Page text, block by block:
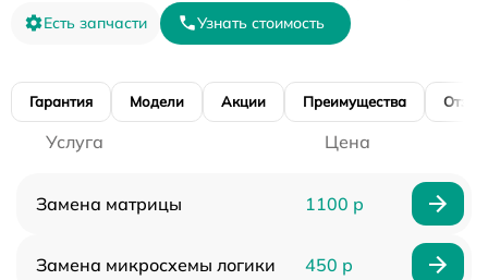
Есть запчасти Узнать стоимость
Гарантия Модели Акции Преимущества
Услуга Цена
Замена матрицы 1100 р
Замена микросхемы логики 450 р